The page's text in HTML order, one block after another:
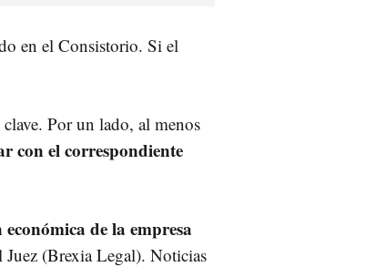
en el Consistorio. Si el
Por un lado, al menos
con el correspondiente
de la empresa
(Brexia Legal). Noticias